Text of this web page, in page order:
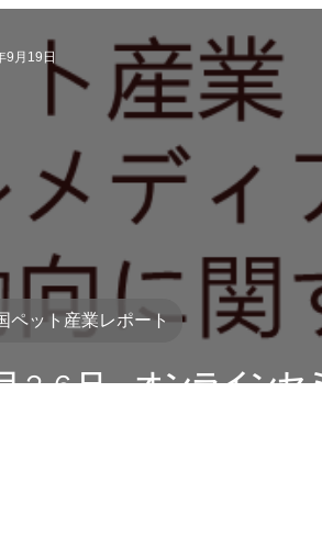
２６日 オンラインセ
ペット産業レポート
9月19日